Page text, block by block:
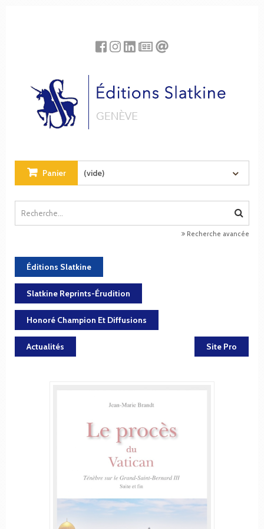
Panier (vide)
Recherche avancée
Éditions Slatkine
Slatkine Reprints-Érudition
Honoré Champion Et Diffusions
Actualités Site Pro